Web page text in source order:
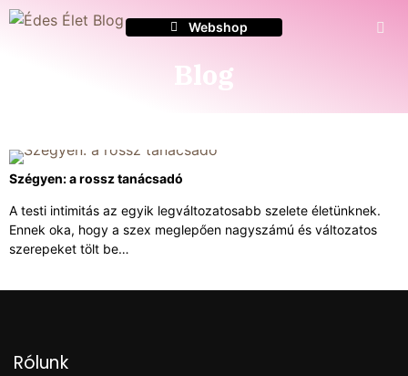
Webshop
Blog
Szégyen: a rossz tanácsadó
A testi intimitás az egyik legváltozatosabb szelete életünknek.
Ennek oka, hogy a szex meglepően nagyszámú és változatos
szerepeket tölt be…
Rólunk